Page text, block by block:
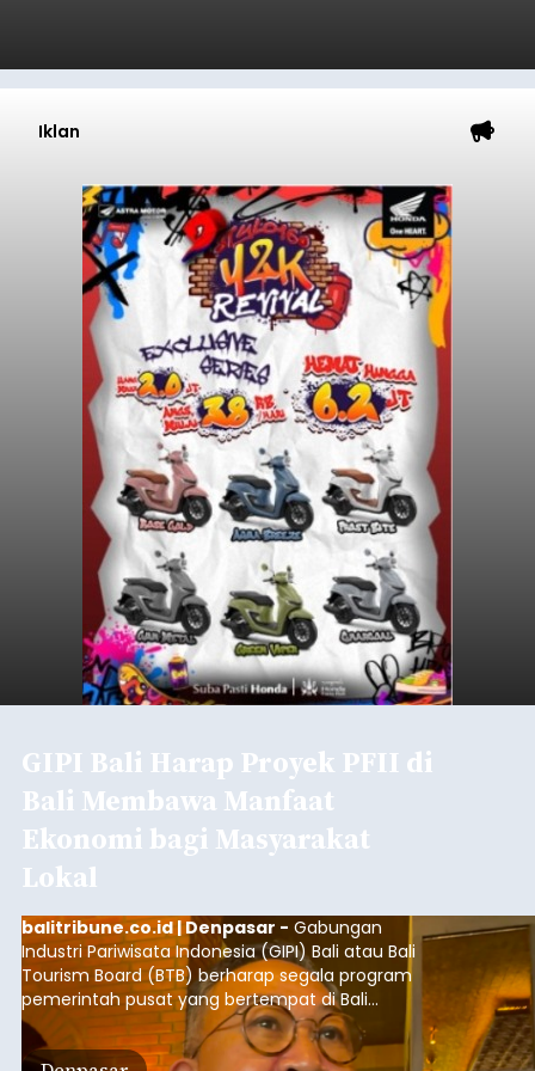
Iklan
GIPI Bali Harap Proyek PFII di
Bali Membawa Manfaat
Ekonomi bagi Masyarakat
Lokal
balitribune.co.id | Denpasar - Gabungan
Industri Pariwisata Indonesia (GIPI) Bali atau Bali
Tourism Board (BTB) berharap segala program
pemerintah pusat yang bertempat di Bali
membawa dampak positif bagi masyarakat lokal.
"Program pemerintah ini (Bali sebagai Pusat